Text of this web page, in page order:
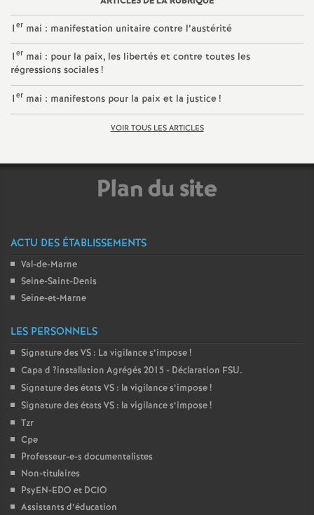
e
c
o
n
d
é
O
1er mai : manifestation unitaire contre l’austérité
1er mai : pour la paix, les libertés et contre toutes les
régressions sociales!
1er mai : manifestons pour la paix et la justice!
VOIR TOUS LES ARTICLES
Plan du site
ACTU DES ÉTABLISSEMENTS
Val-de-Marne
Seine-Saint-Denis
Seine-et-Marne
LES PERSONNELS
Signature des VS : La vigilance s’impose!
Capa d ?installation Agrégés 2015 - Déclaration FSU.
Signature des états VS : la vigilance s’impose!
Signature des états VS : la vigilance s’impose!
Tzr
Cpe
Professeur-e-s documentalistes
Non-titulaires
PsyEN-EDO et DCIO
Assistants d’éducation